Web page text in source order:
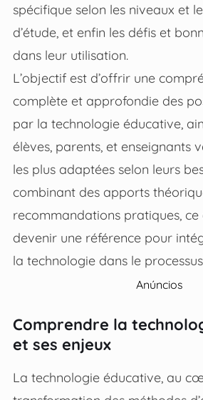
spécifique selon les niveaux et
d’étude, et enfin les défis et
dans leur utilisation.
L’objectif est d’offrir une
complète et approfondie des
par la technologie éducative,
élèves, parents, et enseignants
les plus adaptées selon leurs
combinant des apports
recommandations pratiques, ce
devenir une référence pour
la technologie dans le
Anúncios
Comprendre la
et ses enjeux
La technologie éducative, au